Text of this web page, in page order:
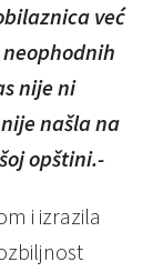
već
nije ni
našla na
opštini.-
i izrazila